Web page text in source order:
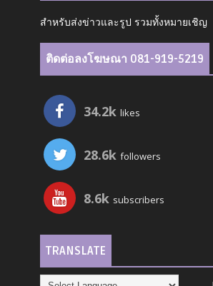
สำหรับส่งข่าวและรูป รวมทั้งหมายเชิญ
ติดต่อลงโฆษณา 081-919-5219
34.2k likes
28.6k followers
8.6k subscribers
TRANSLATE